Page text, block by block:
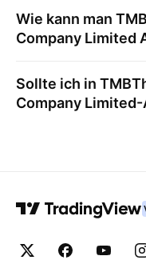
Wie kann man
Company Limited
Sollte ich in
Company Limited-